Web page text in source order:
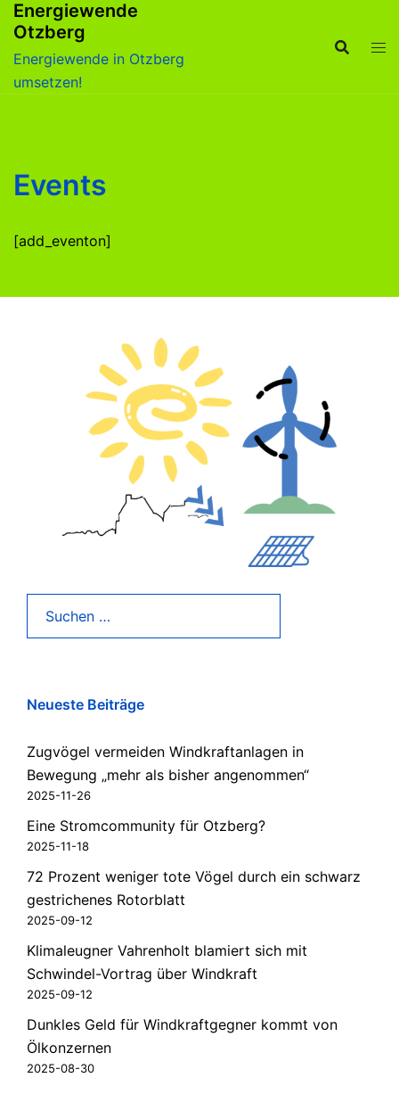
Zum
Inhalt
springen
Energiewende
Otzberg
Energiewende in Otzberg
umsetzen!
Events
[add_eventon]
nach:
Neueste Beiträge
Zugvögel vermeiden Windkraftanlagen in
Bewegung „mehr als bisher angenommen“
2025-11-26
Eine Stromcommunity für Otzberg?
2025-11-18
72 Prozent weniger tote Vögel durch ein schwarz
gestrichenes Rotorblatt
2025-09-12
Klimaleugner Vahrenholt blamiert sich mit
Schwindel-Vortrag über Windkraft
2025-09-12
Dunkles Geld für Windkraftgegner kommt von
Ölkonzernen
2025-08-30